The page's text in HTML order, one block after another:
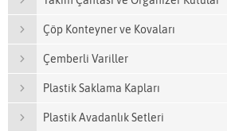
Çöp Konteyner ve Kovaları
Çemberli Variller
Plastik Saklama Kapları
Plastik Avadanlık Setleri